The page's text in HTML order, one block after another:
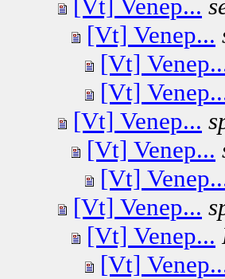
[Vt] Venep...
[Vt] Venep...
[Vt]
[Vt]
[Vt] Venep...
[Vt] Venep...
[Vt]
[Vt] Venep...
[Vt] Venep...
[Vt]